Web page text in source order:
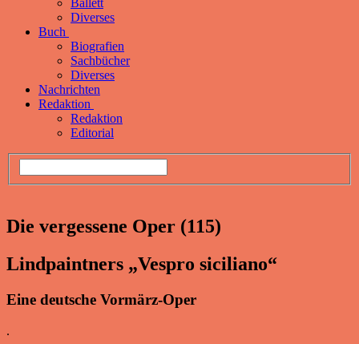
Diverses
Buch
Biografien
Sachbücher
Diverses
Nachrichten
Redaktion
Redaktion
Editorial
Die vergessene Oper (115)
Lindpaintners „Vespro siciliano“
Eine deutsche Vormärz-Oper
.